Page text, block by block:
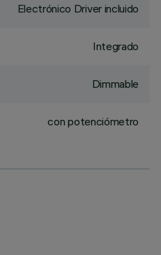
Electrónico Driver incluido
Integrado
Dimmable
con potenciómetro